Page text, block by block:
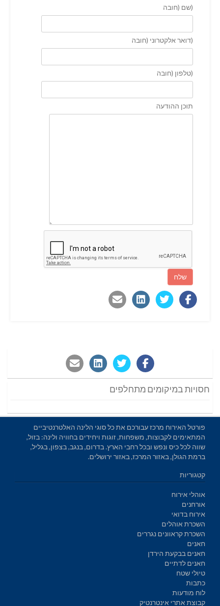
(שם (חובה
(דואר אלקטרוני (חובה
(טלפון (חובה
תוכן ההודעה
חסויות במיקומים מתחלפים
פורטל האירוח מרכז עבורכם את כל סוגי הלינה האלטרנטיביים
המתאימים לקבוצות, משפחות, זוגות ויחידים בחוויה ולינה: בזול,
שווה לכל כיס ונפש ובכל רחבי הארץ. בדרום, בנגב, בצפון, בגליל,
ברמת הגולן, באזור המרכז, באזור ירושלים.
קטגוריות
אוהלי אירוח
אורחנים
אירוח בדואי
השכרת אוהלים
השכרת קראוונים נגררים
חאנים
חאנים בבקעת הירדן
חאנים לדתיים
טיולי שטח
כתבות
לוח מודעות
קבוצת אתרי אינטרנטיק